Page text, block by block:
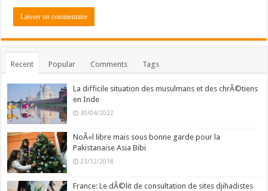
Recent Popular Comments Tags
La difficile situation des musulmans et des chrÃ©tiens
en Inde
30/04/2022
NoÃ«l libre mais sous bonne garde pour la
Pakistanaise Asia Bibi
23/12/2018
France: Le dÃ©lit de consultation de sites djihadistes